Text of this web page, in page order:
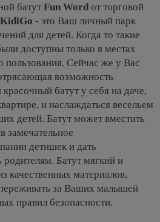
батут Fun Word от торговой
KidiGo - это Ваш личный парк
для детей. Когда то такие
доступны только в местах
пользования. Сейчас же у Вас
возможность
красочный батут у себя на даче,
и наслаждаться весельем
детей. Батут может вместить
замечательное
детишек и дать
Батут мягкий и
качественных материалов,
за Ваших малышей
правил безопасности.